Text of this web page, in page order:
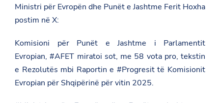
Ministri për Evropën dhe Punët e Jashtme Ferit Hoxha
postim në X:
Komisioni për Punët e Jashtme i Parlamentit
Evropian, #AFET miratoi sot, me 58 vota pro, tekstin
e Rezolutës mbi Raportin e #Progresit të Komisionit
Evropian për Shqipërinë për vitin 2025.